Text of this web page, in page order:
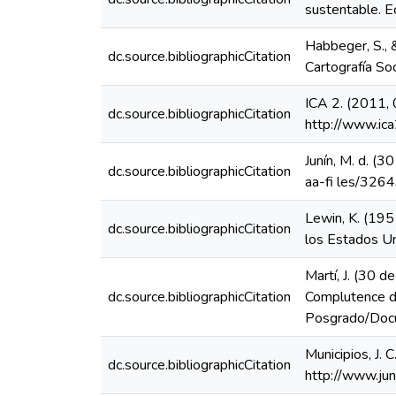
sustentable.
dc.source.bibliographicCitation
Habbeger, S.,
Cartografía
dc.source.bibliographicCitation
ICA 2. (2011,
http://
dc.source.bibliographicCitation
Junín, M. d.
aa-fi les/
dc.source.bibliographicCitation
Lewin, K.
los Estados
dc.source.bibliographicCitation
Martí, J. (30
Complutence
Posgrado/
dc.source.bibliographicCitation
Municipios, J.
http://